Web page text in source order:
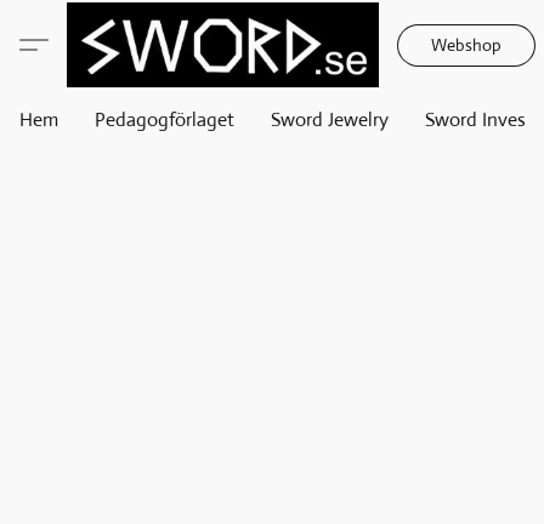
Webshop
Hem Pedagogförlaget Sword Jewelry Sword Invest